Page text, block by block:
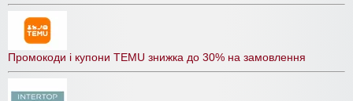
Промокоди і купони TEMU знижка до 30% на замовлення